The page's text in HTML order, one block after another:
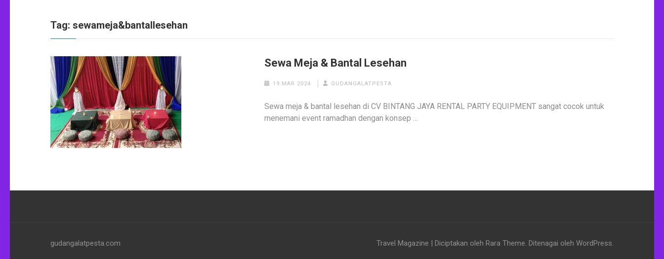
Tag: sewameja&bantallesehan
Sewa Meja & Bantal Lesehan
19 MAR 2024 GUDANGALATPESTA
Sewa meja & bantal lesehan di CV BINTANG JAYA RENTAL PARTY EQUIPMENT sangat cocok untuk
menemani event ramadhan dengan konsep …
gudangalatpesta.com Travel Magazine | Diciptakan oleh Rara Theme . Ditenagai oleh WordPress